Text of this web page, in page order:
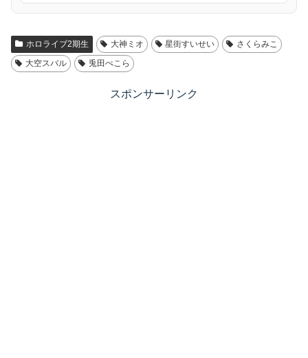
ホロライブ2期生 大神ミオ 星街すいせい
さくらみこ
大空スバル
兎田ぺこら
スポンサーリンク